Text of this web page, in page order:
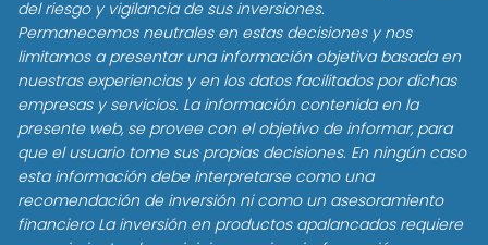
del riesgo y vigilancia de sus inversiones.
Permanecemos neutrales en estas decisiones y nos
limitamos a presentar una información objetiva basada en
nuestras experiencias y en los datos facilitados por dichas
empresas y servicios. La información contenida en la
presente web, se provee con el objetivo de informar, para
que el usuario tome sus propias decisiones. En ningún caso
esta información debe interpretarse como una
recomendación de inversión ni como un asesoramiento
financiero La inversión en productos apalancados requiere